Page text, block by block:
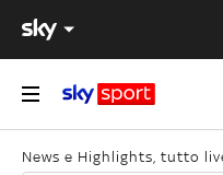
News e Highlights, tutto